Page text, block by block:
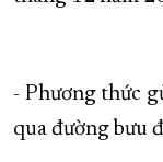
- Phương thức
qua đường bưu